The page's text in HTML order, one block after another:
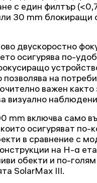
с един филтър
30 mm блокиращи
двускоростно
осигурява по-
позволява на
важен
визуално
mm включва само
осигуряват по-
в сравнение с
на H-α
обекти и по-
SolarMax III.